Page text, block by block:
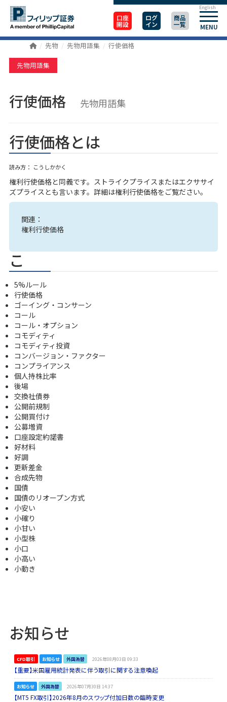
口座
開設
ログ
イン
商品
一覧 MENU
English
先物 先物用語集 行使価格
先物用語集
行使価格 先物用語集
行使価格とは
読み方： こうしかかく
権利行使価格と同義です。ストライクプライスまたはエクササイ
ズプライスとも言います。詳細は権利行使価格をご覧ださい。
関連：
権利行使価格
こ
5%ルール
行使価格
ゴーイング・コンサーン
コール
コール・オプション
コモディティ
コモディティ投資
コンバージョン・ファクター
コンプライアンス
個人持株比率
後場
交換社債券
公開前規制
公開買付け
公募増資
口座設定約諾書
好材料
好調
更新差金
合成先物
国債
国債のリオープン方式
小安い
小確り
小甘い
小型株
小口
小高い
小動き
お知らせ
CFD取引 お知らせ 外国為替 2026年08月03日 09:33
【重要】米国雇用統計発表に伴う取引に関する注意喚起
お知らせ 外国為替 2026年07月30日 14:37
【MT5 FX取引】2026年8月のスワップ付加日数の臨時変更